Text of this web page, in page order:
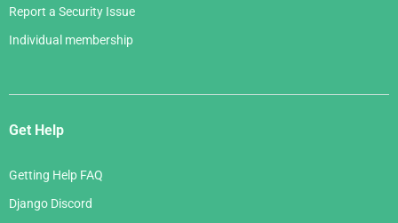
Report a Security Issue
Individual membership
Get Help
Getting Help FAQ
Django Discord